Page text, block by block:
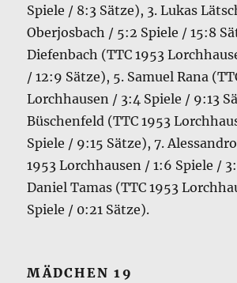
Spiele / 8:3 Sätze), 3. Lukas
Oberjosbach / 5:2 Spiele / 15:8
Diefenbach (TTC 1953
/ 12:9 Sätze), 5. Samuel Rana
Lorchhausen / 3:4 Spiele / 9:13
Büschenfeld (TTC 1953
Spiele / 9:15 Sätze), 7.
1953 Lorchhausen / 1:6 Spiele /
Daniel Tamas (TTC 1953
Spiele / 0:21 Sätze).
MÄDCHEN 19